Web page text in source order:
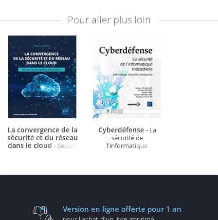
Pour aller plus loin
La convergence de la
sécurité et du réseau
dans le cloud - Secure
Cyberdéfense - La
sécurité de
l'informatique
Version en ligne offerte pour 1 an